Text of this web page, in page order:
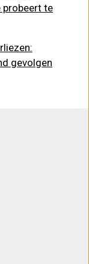
probeert te
gevolgen